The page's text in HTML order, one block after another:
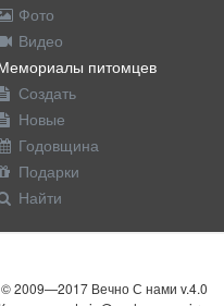
Фото
Видео
питомцев
Создать
Новые
Годовщина
Подарки
Найти
2009—2017 Вечно С нами v.4.0